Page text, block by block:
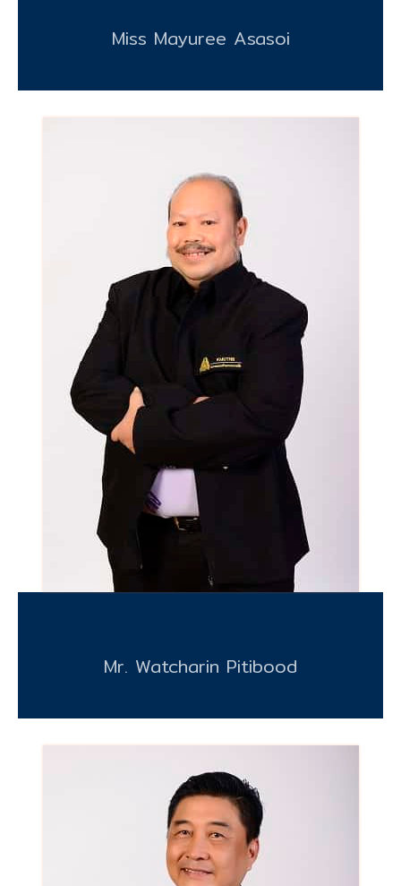
Miss Mayuree Asasoi
Mr. Watcharin Pitibood